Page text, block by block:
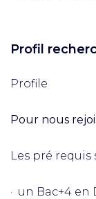
Profil
Profile
Pour nous
Les pré requis
· un Bac+4